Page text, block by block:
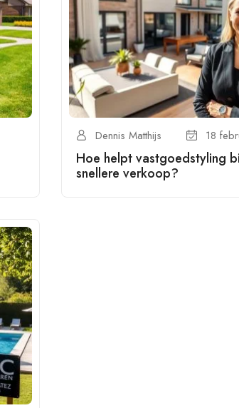
Dennis Matthijs 18
Hoe helpt vastgoedstyling
snellere verkoop?